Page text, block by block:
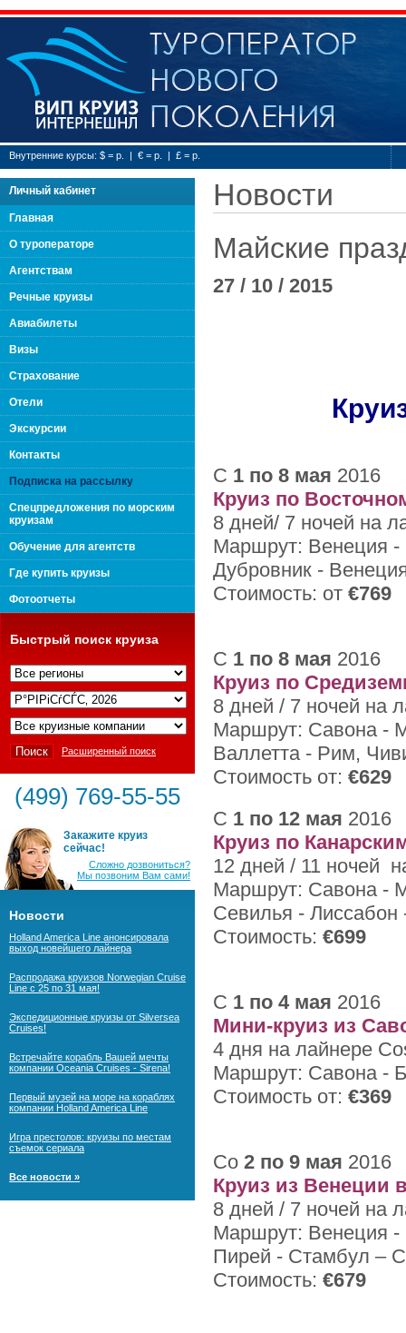
Туроператор нового
поколения "Вип Круиз
Интернешнл"
Внутренние курсы: $ = р. | € = р. | £ = р.
Личный кабинет
Главная
О туроператоре
Агентствам
Речные круизы
Авиабилеты
Визы
Страхование
Отели
Экскурсии
Контакты
Подписка на рассылку
Спецпредложения по морским
круизам
Обучение для агентств
Где купить круизы
Фотоотчеты
Быстрый поиск круиза
Расширенный поиск
(499) 769-55-55
Закажите круиз
сейчас!
Сложно дозвониться?
Мы позвоним Вам сами!
Новости
Holland America Line анонсировала
выход новейшего лайнера
Распродажа круизов Norwegian Cruise
Line с 25 по 31 мая!
Экспедиционные круизы от Silversea
Cruises!
Встречайте корабль Вашей мечты
компании Oceania Cruises - Sirena!
Первый музей на море на кораблях
компании Holland America Line
Игра престолов: круизы по местам
съемок сериала
Все новости »
Новости
Майские
27 / 10 / 2015
С 1 по 8 мая 2016
Круиз по
8 дней/ 7 ночей на
Маршрут: Венеция
Дубровник -
Стоимость: от €769
С 1 по 8 мая 2016
Круиз по
8 дней / 7 ночей на
Маршрут: Савона -
Валлетта - Рим,
Стоимость от: €629
С 1 по 12 мая 2016
Круиз по
12 дней / 11 ночей
Маршрут: Савона -
Севилья -
Стоимость: €699
С 1 по 4 мая 2016
Мини-круиз из
4 дня на лайнере
Маршрут: Савона -
Стоимость от: €369
Со 2 по 9 мая 2016
Круиз из Венеции
8 дней / 7 ночей на
Маршрут: Венеция
Пирей - Стамбул –
Стоимость: €679